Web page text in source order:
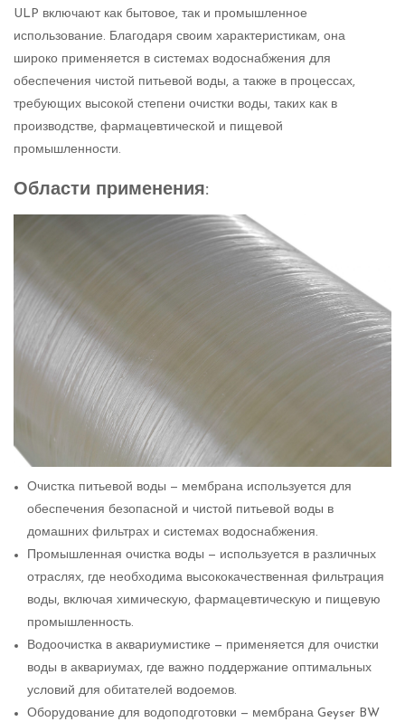
ULP включают как бытовое, так и промышленное
использование. Благодаря своим характеристикам, она
широко применяется в системах водоснабжения для
обеспечения чистой питьевой воды, а также в процессах,
требующих высокой степени очистки воды, таких как в
производстве, фармацевтической и пищевой
промышленности.
Области применения:
Очистка питьевой воды — мембрана используется для
обеспечения безопасной и чистой питьевой воды в
домашних фильтрах и системах водоснабжения.
Промышленная очистка воды — используется в различных
отраслях, где необходима высококачественная фильтрация
воды, включая химическую, фармацевтическую и пищевую
промышленность.
Водоочистка в аквариумистике — применяется для очистки
воды в аквариумах, где важно поддержание оптимальных
условий для обитателей водоемов.
Оборудование для водоподготовки — мембрана Geyser BW